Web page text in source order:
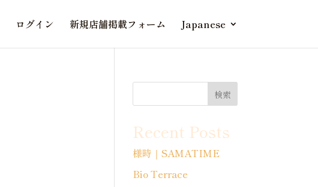
ログイン 新規店舗掲載フォーム Japanese
検索
Recent Posts
様時｜SAMATIME
Bio Terrace